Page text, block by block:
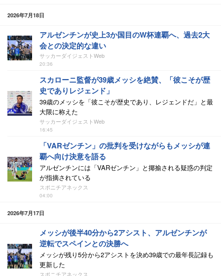
2026年7月18日
アルゼンチンが史上3か国目のW杯連覇へ、過去2大
会との決定的な違い
サッカーダイジェストWeb
20:36
スカローニ監督が39歳メッシを絶賛、「彼こそが歴
史でありレジェンド」
39歳のメッシを「彼こそが歴史であり、レジェンドだ」と最
大限に称えた
サッカーダイジェストWeb
16:45
「VARゼンチン」の批判を受けながらもメッシが連
覇へ向け決意を語る
アルゼンチンには「VARゼンチン」と揶揄される疑惑の判定
が指摘されている
スポニチアネックス
04:00
2026年7月17日
メッシが後半40分から2アシスト、アルゼンチンが
逆転でスペインとの決勝へ
メッシが残り5分から2アシストを決め39歳での最年長記録も
更新した
スポニチアネックス